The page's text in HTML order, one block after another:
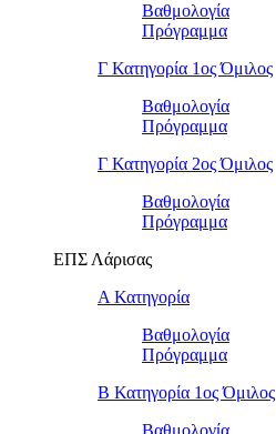
Βαθμολογία
Πρόγραμμα
Γ Κατηγορία 1ος Όμιλος
Βαθμολογία
Πρόγραμμα
Γ Κατηγορία 2ος Όμιλος
Βαθμολογία
Πρόγραμμα
ΕΠΣ Λάρισας
Α Κατηγορία
Βαθμολογία
Πρόγραμμα
Β Κατηγορία 1ος Όμιλος
Βαθμολογία